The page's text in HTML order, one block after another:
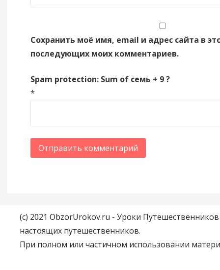
Сохранить моё имя, email и адрес сайта в
последующих моих комментариев.
Spam protection: Sum of семь + 9 ?
*
(c) 2021 ObzorUrokov.ru - Уроки
настоящих путешественников.
При полном или частичном использовании